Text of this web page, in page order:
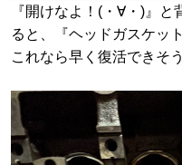
『開けなよ！(・∀・)』
ると、『ヘッドガスケッ
これなら早く復活できそ